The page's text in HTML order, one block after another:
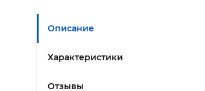
Описание
Характеристики
Отзывы